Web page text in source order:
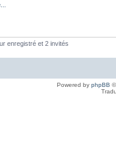
enregistré et 2 invités
Powered by phpBB